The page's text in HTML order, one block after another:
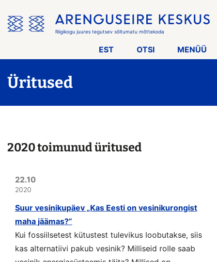
menüü
vahele
Riigikogu juures tegutsev sõltumatu mõttekoda
EST OTSI MENÜÜ
Üritused
2020 toimunud üritused
22.10
2020
Suur vesinikupäev „Kas Eesti on vesinikurongist
maha jäämas?”
Kui fossiilsetest kütustest tulevikus loobutakse, siis
kas alternatiivi pakub vesinik? Milliseid rolle saab